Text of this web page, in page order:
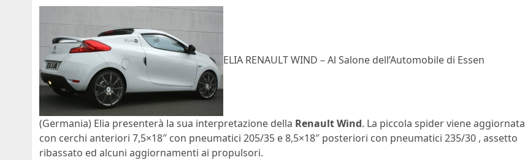
ELIA RENAULT WIND – Al Salone dell’Automobile di Essen
(Germania) Elia presenterà la sua interpretazione della Renault Wind. La piccola spider viene aggiornata
con cerchi anteriori 7,5×18″ con pneumatici 205/35 e 8,5×18″ posteriori con pneumatici 235/30 , assetto
ribassato ed alcuni aggiornamenti ai propulsori.